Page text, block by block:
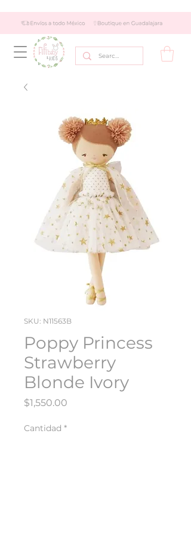
SKU: N11563B
Poppy Princess
Strawberry
Blonde Ivory
$1,550.00
Cantidad *